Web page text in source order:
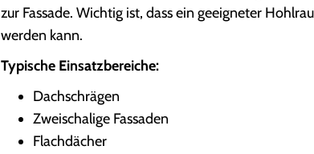
zur Fassade. Wichtig ist, dass ein geeigneter
werden kann.
Typische Einsatzbereiche:
Dachschrägen
Zweischalige Fassaden
Flachdächer